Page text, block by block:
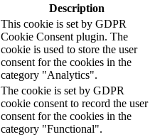
Description
This cookie is set by GDPR
Cookie Consent plugin. The
cookie is used to store the user
consent for the cookies in the
category "Analytics".
The cookie is set by GDPR
cookie consent to record the user
consent for the cookies in the
category "Functional".